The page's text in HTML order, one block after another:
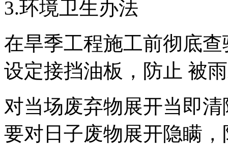
3.环境卫生办法
在旱季工程施工前彻底
设定接挡油板，防止 被
对当场废弃物展开当即
要对日子废物展开隐瞒